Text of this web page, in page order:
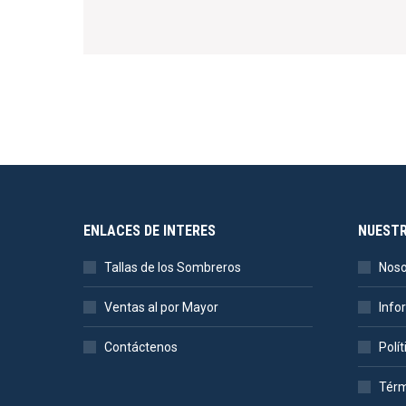
ENLACES DE INTERES
Tallas de los Sombreros
Ventas al por Mayor
Contáctenos